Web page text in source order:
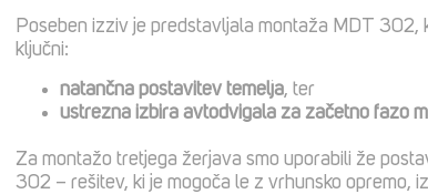
Poseben izziv je predstavljala montaža MDT 302,
ključni:
natančna postavitev temelja, ter
ustrezna izbira avtodvigala za začetno fazo
Za montažo tretjega žerjava smo uporabili že
302 – rešitev, ki je mogoča le z vrhunsko opremo,